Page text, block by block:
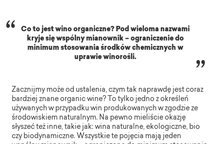
Co to jest wino organiczne? Pod wieloma nazwami
kryje się wspólny mianownik – ograniczenie do
minimum stosowania środków chemicznych w
uprawie winorośli.
Zacznijmy może od ustalenia, czym tak naprawdę jest coraz
bardziej znane organic wine? To tylko jedno z określeń
używanych w przypadku win produkowanych w zgodzie ze
środowiskiem naturalnym. Na pewno mieliście okazję
słyszeć też inne, takie jak: wina naturalne, ekologiczne, bio
czy biodynamiczne. Wszystkie te pojęcia mają jeden